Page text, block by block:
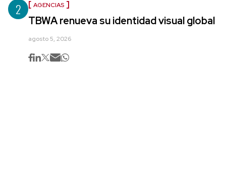
2 AGENCIAS
TBWA renueva su identidad visual global
agosto 5, 2026